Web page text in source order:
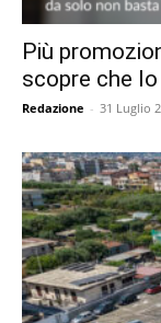
Più
scopre che
Redazione - 31 Luglio